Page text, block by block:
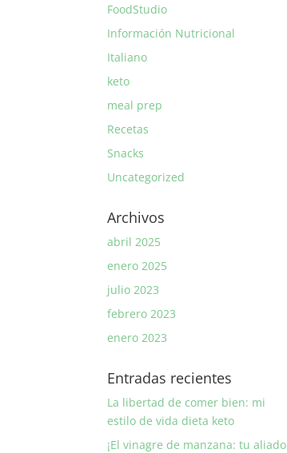
FoodStudio
Información Nutricional
Italiano
keto
meal prep
Recetas
Snacks
Uncategorized
Archivos
abril 2025
enero 2025
julio 2023
febrero 2023
enero 2023
Entradas recientes
La libertad de comer bien: mi
estilo de vida dieta keto
¡El vinagre de manzana: tu aliado